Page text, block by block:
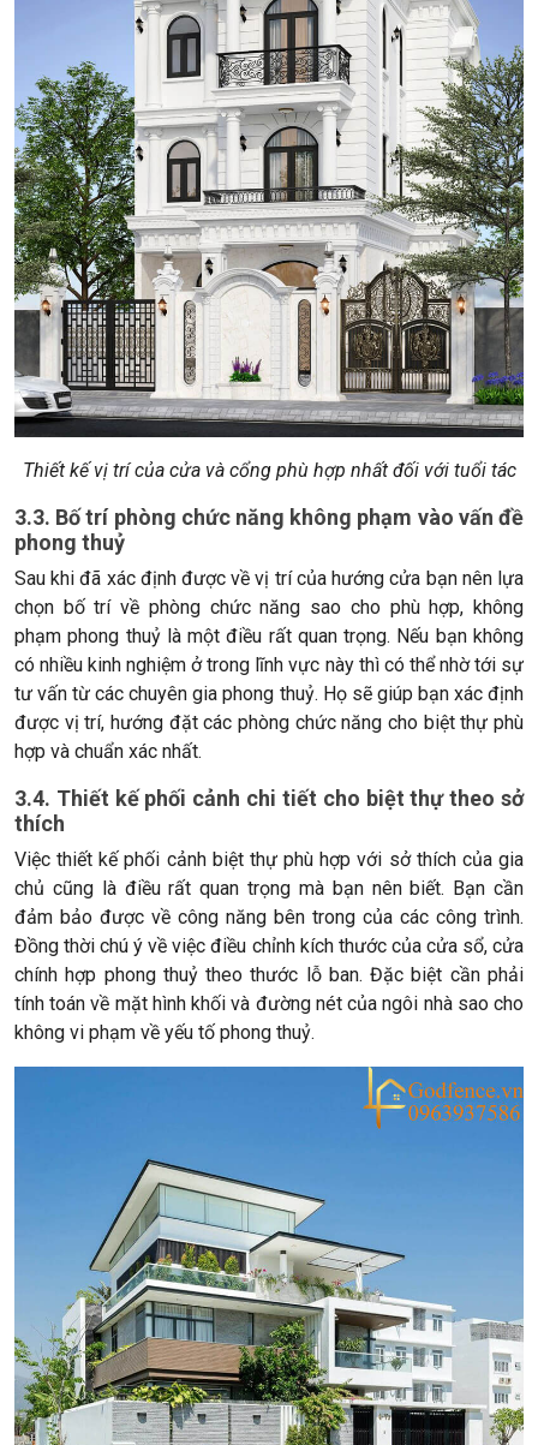
Thiết kế vị trí của cửa và cổng phù hợp nhất đối với tuổi tác
3.3. Bố trí phòng chức năng không phạm vào vấn đề
phong thuỷ
Sau khi đã xác định được về vị trí của hướng cửa bạn nên lựa
chọn bố trí về phòng chức năng sao cho phù hợp, không
phạm phong thuỷ là một điều rất quan trọng. Nếu bạn không
có nhiều kinh nghiệm ở trong lĩnh vực này thì có thể nhờ tới sự
tư vấn từ các chuyên gia phong thuỷ. Họ sẽ giúp bạn xác định
được vị trí, hướng đặt các phòng chức năng cho biệt thự phù
hợp và chuẩn xác nhất.
3.4. Thiết kế phối cảnh chi tiết cho biệt thự theo sở
thích
Việc thiết kế phối cảnh biệt thự phù hợp với sở thích của gia
chủ cũng là điều rất quan trọng mà bạn nên biết. Bạn cần
đảm bảo được về công năng bên trong của các công trình.
Đồng thời chú ý về việc điều chỉnh kích thước của cửa sổ, cửa
chính hợp phong thuỷ theo thước lỗ ban. Đặc biệt cần phải
tính toán về mặt hình khối và đường nét của ngôi nhà sao cho
không vi phạm về yếu tố phong thuỷ.